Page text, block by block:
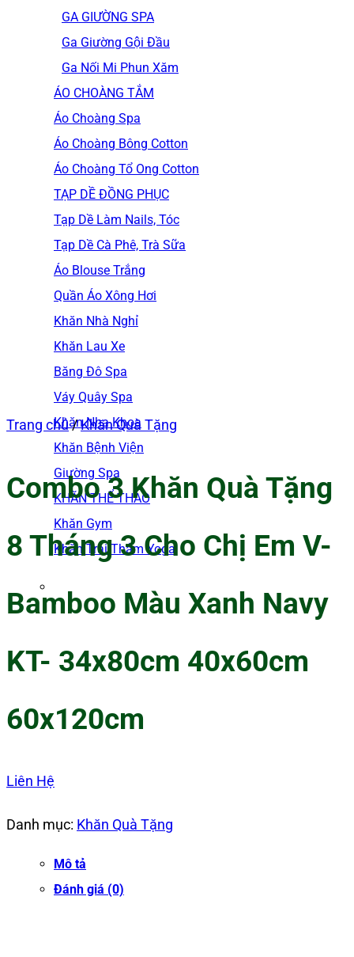
GA GIƯỜNG SPA
Ga Giường Gội Đầu
Ga Nối Mi Phun Xăm
ÁO CHOÀNG TẮM
Áo Choàng Spa
Áo Choàng Bông Cotton
Áo Choàng Tổ Ong Cotton
TẠP DỀ ĐỒNG PHỤC
Tạp Dề Làm Nails, Tóc
Tạp Dề Cà Phê, Trà Sữa
Áo Blouse Trắng
Quần Áo Xông Hơi
Khăn Nhà Nghỉ
Khăn Lau Xe
Băng Đô Spa
Váy Quây Spa
Khăn Nha Khoa
Khăn Bệnh Viện
Giường Spa
KHĂN THỂ THAO
Khăn Gym
Khăn Trải Thảm Yoga
Trang chủ/Khăn Quà Tặng
Combo 3 Khăn Quà Tặng
8 Tháng 3 Cho Chị Em V-
Bamboo Màu Xanh Navy
KT- 34x80cm 40x60cm
60x120cm
Liên Hệ
Danh mục: Khăn Quà Tặng
Mô tả
Đánh giá (0)